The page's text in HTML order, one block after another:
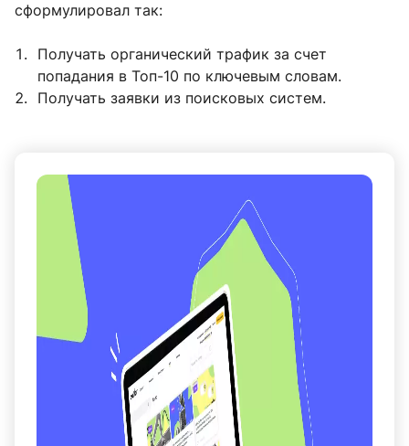
сформулировал так:
Получать органический трафик за счет
попадания в Топ-10 по ключевым словам.
Получать заявки из поисковых систем.